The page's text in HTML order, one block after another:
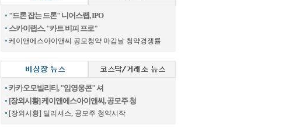
"드론 잡는 드론" 니어스랩, IPO
스카이랩스, "카트 비피 프로"
케이앤에스아이앤씨 공모청약 마감날 청약경쟁률
카카오모빌리티, "임영웅콘" 셔
[장외시황] 케이앤에스아이앤씨, 공모주 청
[장외시황] 딜리셔스, 공모주 청약시작